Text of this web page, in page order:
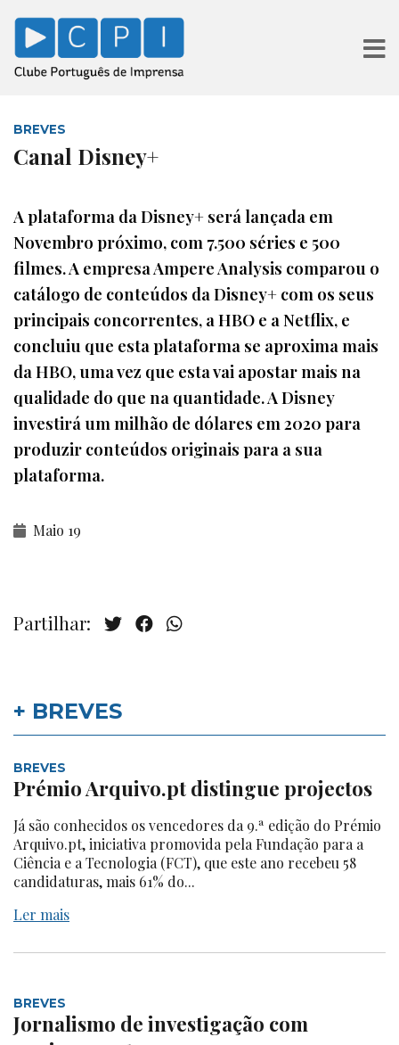
BREVES
Canal Disney+
A plataforma da Disney+ será lançada em
Novembro próximo, com 7.500 séries e 500
filmes. A empresa Ampere Analysis comparou o
catálogo de conteúdos da Disney+ com os seus
principais concorrentes, a HBO e a Netflix, e
concluiu que esta plataforma se aproxima mais
da HBO, uma vez que esta vai apostar mais na
qualidade do que na quantidade. A Disney
investirá um milhão de dólares em 2020 para
produzir conteúdos originais para a sua
plataforma.
Maio 19
Partilhar:
+ BREVES
BREVES
Prémio Arquivo.pt distingue projectos
Já são conhecidos os vencedores da 9.ª edição do Prémio
Arquivo.pt, iniciativa promovida pela Fundação para a
Ciência e a Tecnologia (FCT), que este ano recebeu 58
candidaturas, mais 61% do...
Ler mais
BREVES
Jornalismo de investigação com